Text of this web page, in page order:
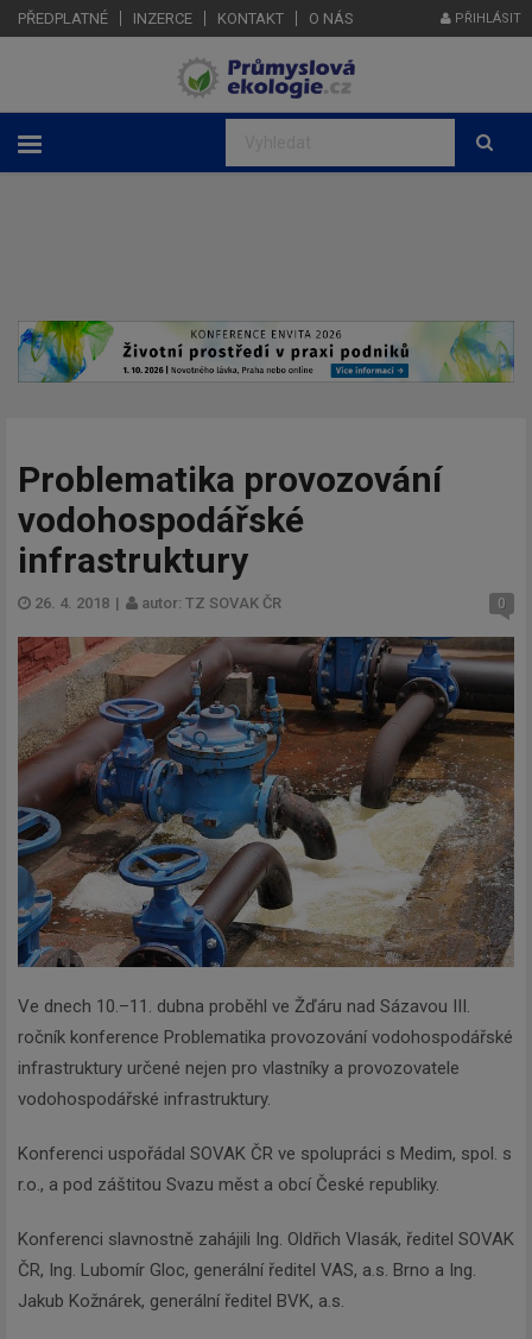
PŘEDPLATNÉ INZERCE KONTAKT O NÁS PŘIHLÁSIT
Problematika provozování
vodohospodářské
infrastruktury
26. 4. 2018 | autor: TZ SOVAK ČR 0
Ve dnech 10.–11. dubna proběhl ve Žďáru nad Sázavou III.
ročník konference Problematika provozování vodohospodářské
infrastruktury určené nejen pro vlastníky a provozovatele
vodohospodářské infrastruktury.
Konferenci uspořádal SOVAK ČR ve spolupráci s Medim, spol. s
r.o., a pod záštitou Svazu měst a obcí České republiky.
Konferenci slavnostně zahájili Ing. Oldřich Vlasák, ředitel SOVAK
ČR, Ing. Lubomír Gloc, generální ředitel VAS, a.s. Brno a Ing.
Jakub Kožnárek, generální ředitel BVK, a.s.